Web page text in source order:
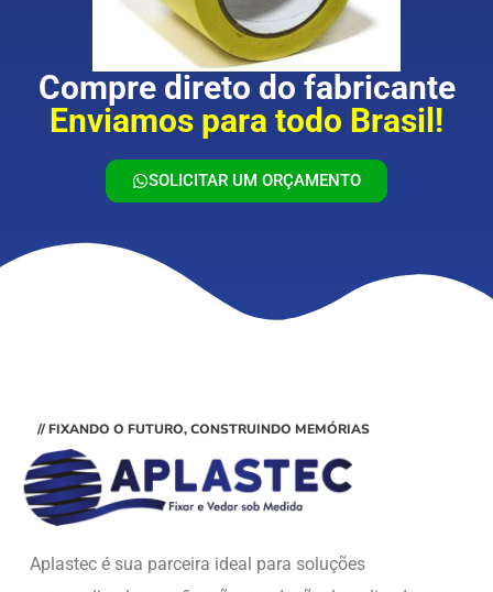
Compre direto do fabricante
Enviamos para todo Brasil!
SOLICITAR UM ORÇAMENTO
// FIXANDO O FUTURO, CONSTRUINDO MEMÓRIAS
Aplastec é sua parceira ideal para soluções